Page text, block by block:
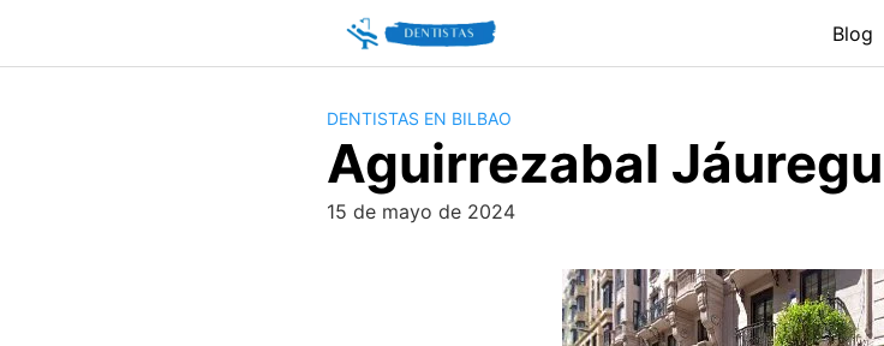
content
Blog
DENTISTAS EN BILBAO
Aguirrezabal
15 de mayo de 2024